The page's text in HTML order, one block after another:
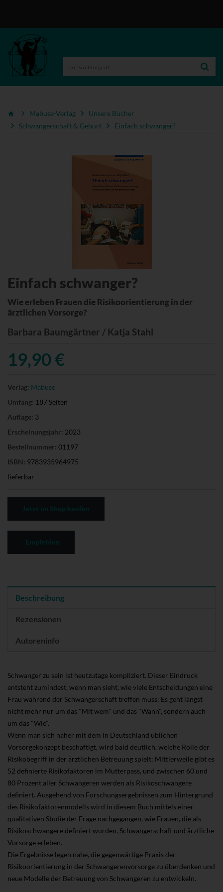
Mabuse-Verlag
Unsere Bücher
Schwangerschaft & Geburt
Einfach schwanger?
Einfach schwanger?
Wie erleben Frauen die Risikoorientierung in der
ärztlichen Vorsorge?
Barbara Baumgärtner / Katja Stahl
19,90 €
Verlag: Mabuse
Umfang: 187 Seiten
Auflage: 3
Erscheinungsjahr: 2023
Bestellnummer: 01197
ISBN: 9783935964975
lieferbar
Beschreibung
Rezensionen
Autoreninfo
Schwanger zu sein ist heutzutage kompliziert. Dieser Eindruck
entsteht zumindest, wenn man sieht, wie viele Entscheidungen eine
Frau während der Schwangerschaft treffen muss: Es geht längst
nicht mehr nur um das "Mit wem" und das "Wann", sondern auch
um das "Wie".
Wenn man sich näher mit dem in Deutschland üblichen
Vorsorgekonzept beschäftigt, wird bald deutlich, welche Rolle der
Risikobegriff in der ärztlichen Betreuung spielt: Mittlerweile gibt es
52 definierte Risikofaktoren im Mutterpass, und zwischen 60 und
80 Prozent aller Schwangeren werden als Risikoschwangere
definiert. Ausgehend von Forschungsergebnissen zum Hintergrund
des Risikofaktorenmodells wird in diesem Buch mittels einer
qualitativen Studie der Frage nachgegangen, wie Frauen, die als
Risikoschwangere definiert wurden, Schwangerschaft und ärztliche
Vorsorge erleben.
Die Ergebnisse legen nahe, die gegenwärtige Praxis der
Risikoorientierung in der Schwangerenvorsorge zu überdenken und
neue Modelle der Betreuung von Schwangeren zu entwickeln.